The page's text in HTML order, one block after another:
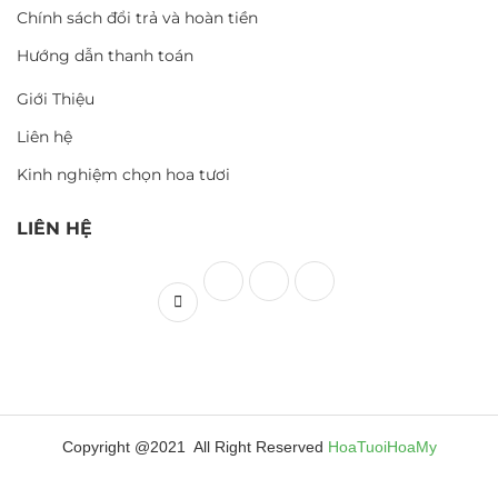
Chính sách đổi trả và hoàn tiền
Hướng dẫn thanh toán
Giới Thiệu
Liên hệ
Kinh nghiệm chọn hoa tươi
LIÊN HỆ
Copyright @2021 All Right Reserved HoaTuoiHoaMy